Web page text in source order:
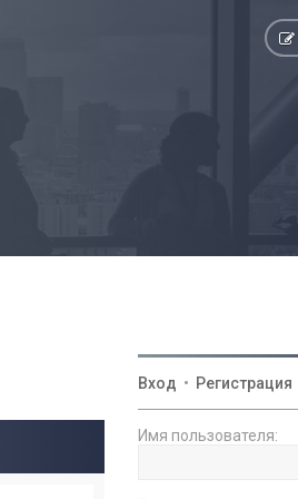
Вход • Регистрация
Имя пользователя: